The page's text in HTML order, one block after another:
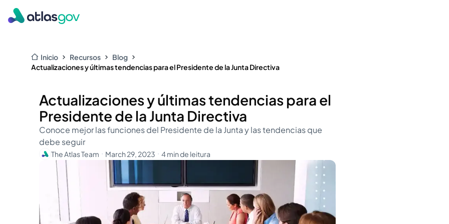
Inicio Recursos
Blog
Actualizaciones y últimas tendencias para el Presidente de la Junta Directiva
Actualizaciones y últimas tendencias para el
Presidente de la Junta Directiva
Conoce mejor las funciones del Presidente de la Junta y las tendencias que
debe seguir
The Atlas Team ・ March 29, 2023 ・ 4 min de leitura